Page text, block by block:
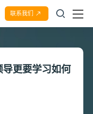
联系我们
更要学习如何